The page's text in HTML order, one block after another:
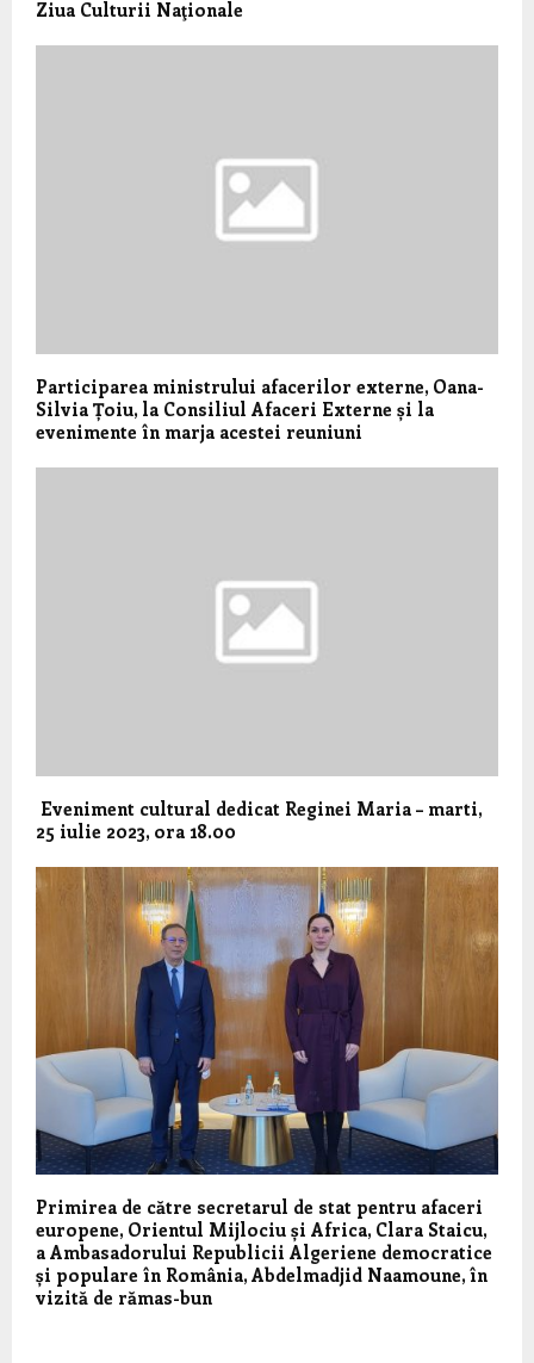
Ziua Culturii Naţionale
Participarea ministrului afacerilor externe, Oana-
Silvia Țoiu, la Consiliul Afaceri Externe și la
evenimente în marja acestei reuniuni
Eveniment cultural dedicat Reginei Maria – marti,
25 iulie 2023, ora 18.00
Primirea de către secretarul de stat pentru afaceri
europene, Orientul Mijlociu și Africa, Clara Staicu,
a Ambasadorului Republicii Algeriene democratice
și populare în România, Abdelmadjid Naamoune, în
vizită de rămas-bun